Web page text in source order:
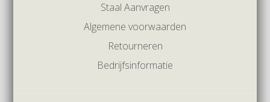
Staal Aanvragen
Algemene voorwaarden
Retourneren
Bedrijfsinformatie